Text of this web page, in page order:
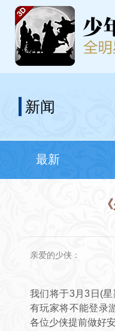
新闻
最新
亲爱的少侠：
我们将于3月3日(
有玩家将不能登录
各位少侠提前做好